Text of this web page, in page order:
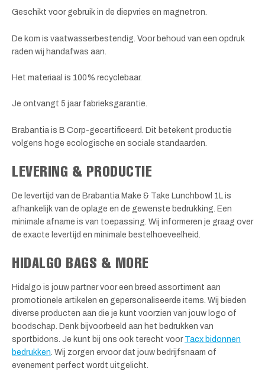
Geschikt voor gebruik in de diepvries en magnetron.
De kom is vaatwasserbestendig. Voor behoud van een opdruk
raden wij handafwas aan.
Het materiaal is 100% recyclebaar.
Je ontvangt 5 jaar fabrieksgarantie.
Brabantia is B Corp-gecertificeerd. Dit betekent productie
volgens hoge ecologische en sociale standaarden.
LEVERING & PRODUCTIE
De levertijd van de Brabantia Make & Take Lunchbowl 1L is
afhankelijk van de oplage en de gewenste bedrukking. Een
minimale afname is van toepassing. Wij informeren je graag over
de exacte levertijd en minimale bestelhoeveelheid.
HIDALGO BAGS & MORE
Hidalgo is jouw partner voor een breed assortiment aan
promotionele artikelen en gepersonaliseerde items. Wij bieden
diverse producten aan die je kunt voorzien van jouw logo of
boodschap. Denk bijvoorbeeld aan het bedrukken van
sportbidons. Je kunt bij ons ook terecht voor Tacx bidonnen
bedrukken. Wij zorgen ervoor dat jouw bedrijfsnaam of
evenement perfect wordt uitgelicht.